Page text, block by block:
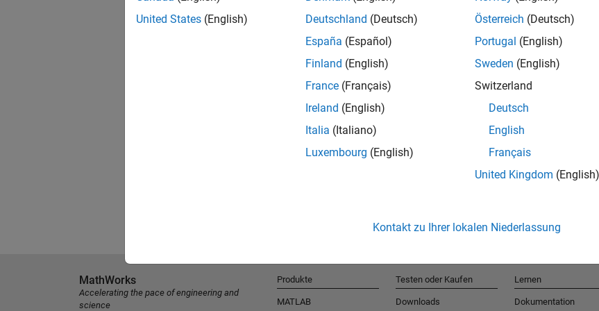
United States (English)
Deutschland (Deutsch)
España (Español)
Finland (English)
France (Français)
Ireland (English)
Italia (Italiano)
Luxembourg (English)
Österreich (Deutsch)
Portugal (English)
Sweden (English)
Switzerland
Deutsch
English
Français
United Kingdom (English)
Kontakt zu Ihrer lokalen Niederlassung
MathWorks
Accelerating the pace of engineering and
science
Produkte
MATLAB
Testen oder Kaufen
Downloads
Lernen
Dokumentation